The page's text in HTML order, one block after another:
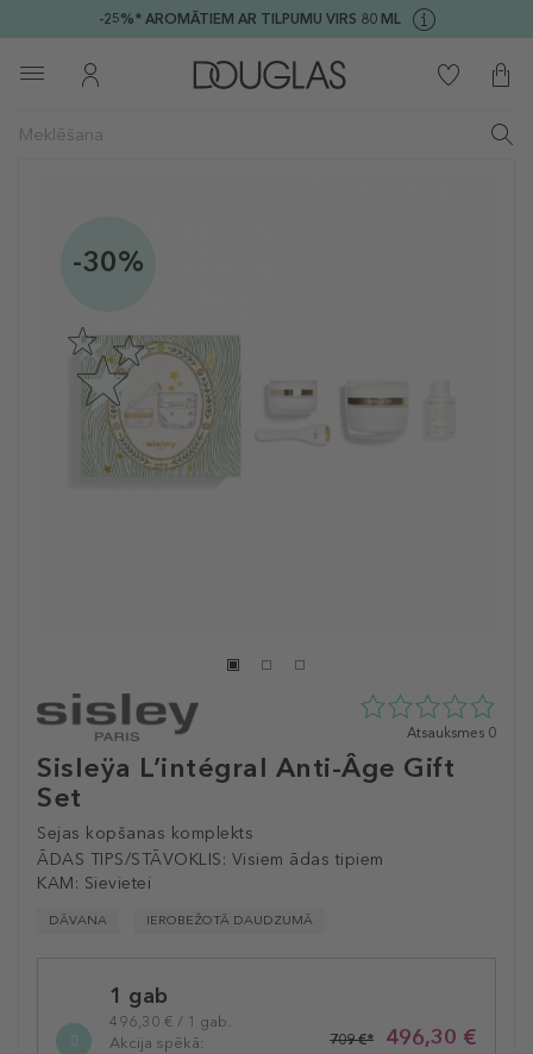
-25%* AROMĀTIEM AR TILPUMU VIRS 80 ML
-30%
Sisleÿa L’intégral Anti-Âge Gift
Set
Sejas kopšanas komplekts
ĀDAS TIPS/STĀVOKLIS: Visiem ādas tipiem
KAM: Sievietei
DĀVANA IEROBEŽOTĀ DAUDZUMĀ
0
no
Atsauksmes 0
variation1 gab
496,30 € / 1 gab.
Akcija spēkā:
496,30 €
709 €*